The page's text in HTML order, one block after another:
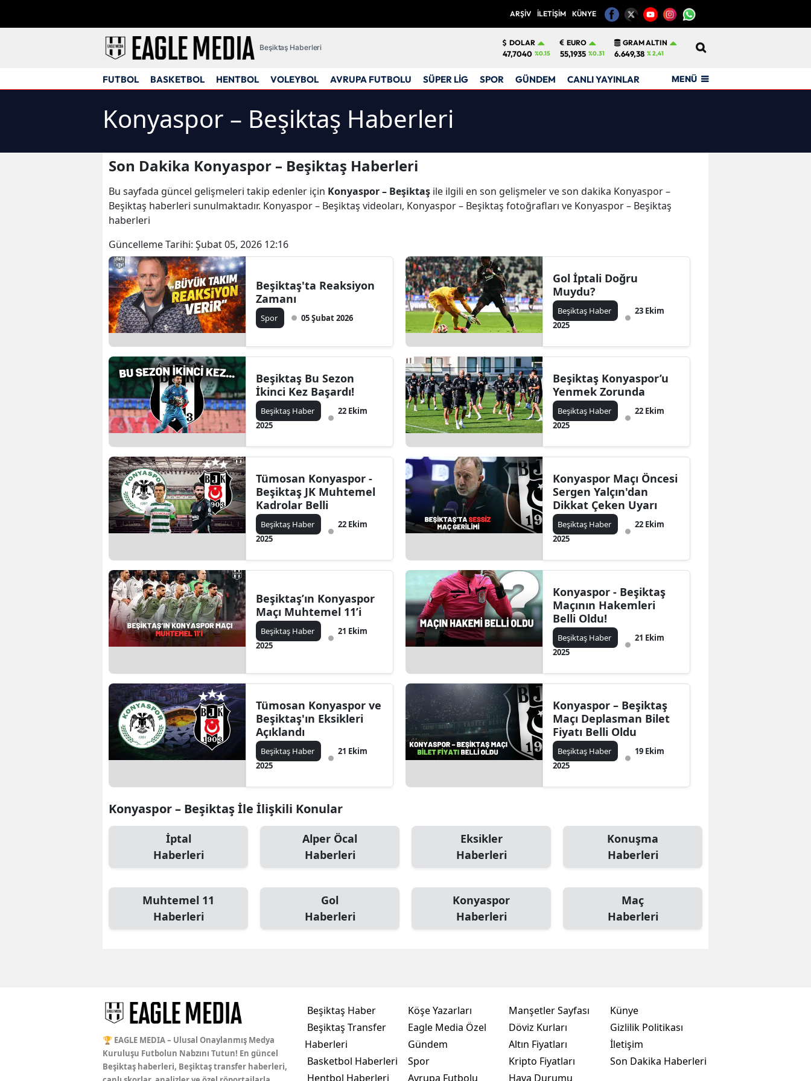
ARŞİV İLETİŞİM KÜNYE
Beşiktaş Haberleri
DOLAR
47,7040 %0.15
EURO
55,1935 %0.31
GRAM ALTIN
6.649,38 % 2,41
FUTBOL BASKETBOL HENTBOL VOLEYBOL AVRUPA FUTBOLU SÜPER LİG SPOR GÜNDEM CANLI YAYINLAR MENÜ
Konyaspor – Beşiktaş Haberleri
Son Dakika Konyaspor – Beşiktaş Haberleri
Bu sayfada güncel gelişmeleri takip edenler için Konyaspor – Beşiktaş ile ilgili en son gelişmeler ve son dakika Konyaspor –
Beşiktaş haberleri sunulmaktadır. Konyaspor – Beşiktaş videoları, Konyaspor – Beşiktaş fotoğrafları ve Konyaspor – Beşiktaş
haberleri
Güncelleme Tarihi: Şubat 05, 2026 12:16
Beşiktaş'ta Reaksiyon
Zamanı
Spor 05 Şubat 2026
Gol İptali Doğru
Muydu?
Beşiktaş Haber
23 Ekim
2025
Beşiktaş Bu Sezon
İkinci Kez Başardı!
Beşiktaş Haber
22 Ekim
2025
Beşiktaş Konyaspor’u
Yenmek Zorunda
Beşiktaş Haber
22 Ekim
2025
Tümosan Konyaspor -
Beşiktaş JK Muhtemel
Kadrolar Belli
Beşiktaş Haber
22 Ekim
2025
Konyaspor Maçı Öncesi
Sergen Yalçın'dan
Dikkat Çeken Uyarı
Beşiktaş Haber
22 Ekim
2025
Beşiktaş’ın Konyaspor
Maçı Muhtemel 11’i
Beşiktaş Haber
21 Ekim
2025
Konyaspor - Beşiktaş
Maçının Hakemleri
Belli Oldu!
Beşiktaş Haber
21 Ekim
2025
Tümosan Konyaspor ve
Beşiktaş'ın Eksikleri
Açıklandı
Beşiktaş Haber
21 Ekim
2025
Konyaspor – Beşiktaş
Maçı Deplasman Bilet
Fiyatı Belli Oldu
Beşiktaş Haber
19 Ekim
2025
Konyaspor – Beşiktaş İle İlişkili Konular
İptal
Haberleri
Alper Öcal
Haberleri
Eksikler
Haberleri
Konuşma
Haberleri
Muhtemel 11
Haberleri
Gol
Haberleri
Konyaspor
Haberleri
Maç
Haberleri
🏆 EAGLE MEDIA – Ulusal Onaylanmış Medya
Kuruluşu Futbolun Nabzını Tutun! En güncel
Beşiktaş haberleri, Beşiktaş transfer haberleri,
Beşiktaş Haber
Beşiktaş Transfer
Haberleri
Basketbol Haberleri
Hentbol Haberleri
Köşe Yazarları
Eagle Media Özel
Gündem
Spor
Avrupa Futbolu
Manşetler Sayfası
Döviz Kurları
Altın Fiyatları
Kripto Fiyatları
Hava Durumu
Künye
Gizlilik Politikası
İletişim
Son Dakika Haberleri